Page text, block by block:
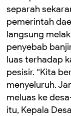
separah
pemerintah
langsung
penyebab
luas terhadap
pesisir. “Kita
menyeluruh.
meluas ke
itu, Kepala